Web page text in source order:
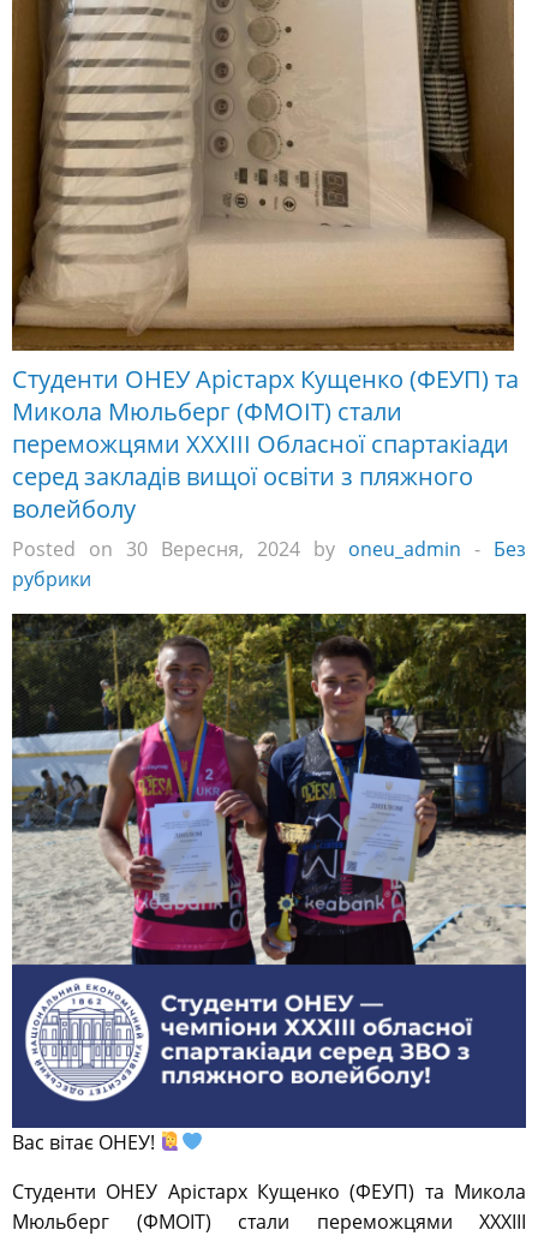
Студенти ОНЕУ Арістарх Кущенко (ФЕУП) та
Микола Мюльберг (ФМОІТ) стали
переможцями ХХХІІІ Обласної спартакіади
серед закладів вищої освіти з пляжного
волейболу
Posted on 30 Вересня, 2024 by oneu_admin - Без
рубрики
Вас вітає ОНЕУ!
Студенти ОНЕУ Арістарх Кущенко (ФЕУП) та Микола
Мюльберг (ФМОІТ) стали переможцями ХХХІІІ